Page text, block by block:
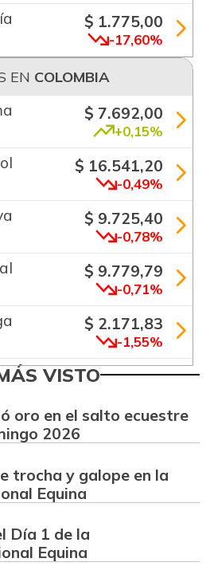
$ 1.775,00
-17,60%
EN COLOMBIA
$ 7.692,00
+0,15%
$ 16.541,20
-0,49%
$ 9.725,40
-0,78%
$ 9.779,79
-0,71%
$ 2.171,83
-1,55%
$ 6.672,89
-2,98%
$ 8.366,30
$ 1.634,56
VISTO
oro en el salto ecuestre
2026
trocha y galope en la
Equina
Día 1 de la
Equina